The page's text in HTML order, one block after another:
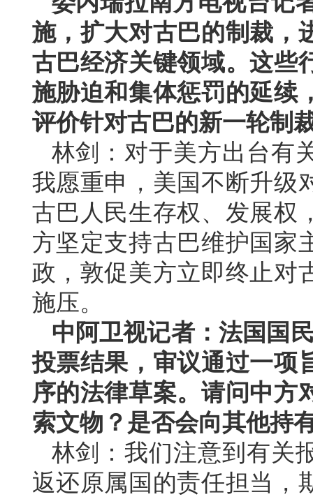
施，扩大对古巴的制裁，
古巴经济关键领域。这些
施胁迫和集体惩罚的延续
评价针对古巴的新一轮制
林剑：对于美方出台有
我愿重申，美国不断升级
古巴人民生存权、发展权
方坚定支持古巴维护国家
政，敦促美方立即终止对
施压。
中阿卫视记者：法国国
投票结果，审议通过一项
序的法律草案。请问中方
索文物？是否会向其他持
林剑：我们注意到有关
返还原属国的责任担当，